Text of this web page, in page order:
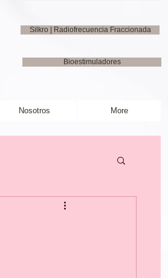
Silkro | Radiofrecuencia Fraccionada
Bioestimuladores
Nosotros More